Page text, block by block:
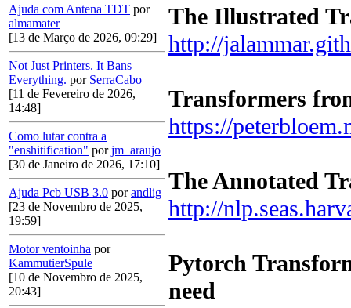
Ajuda com Antena TDT por
almamater
[13 de Março de 2026, 09:29]
Not Just Printers. It Bans
Everything. por SerraCabo
[11 de Fevereiro de 2026,
14:48]
Como lutar contra a
"enshitification" porjm_araujo
[30 de Janeiro de 2026, 17:10]
Ajuda Pcb USB 3.0 porandlig
[23 de Novembro de 2025,
19:59]
Motor ventoinha por
KammutierSpule
[10 de Novembro de 2025,
20:43]
The Illustrated
http://
Transformers
https://
The Annotated
http://
Pytorch
need